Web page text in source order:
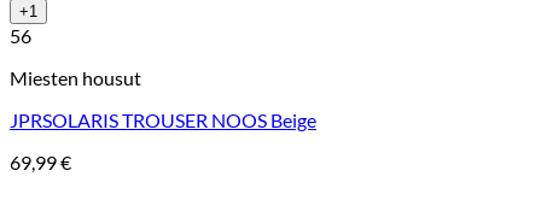
+1
56
Miesten housut
JPRSOLARIS TROUSER NOOS Beige
69,99€